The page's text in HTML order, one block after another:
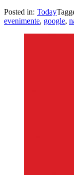
Posted in: Today
evenimente, google,